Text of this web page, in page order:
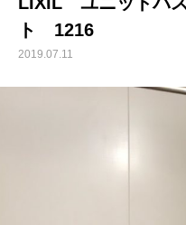
ト 1216
2019.07.11